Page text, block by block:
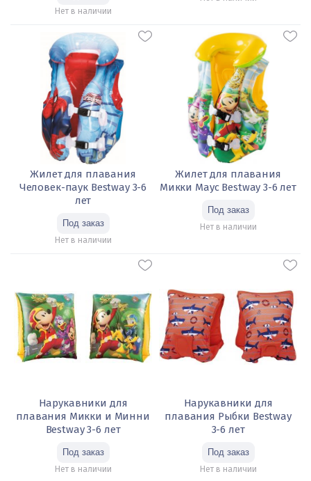
Нет в наличии
Жилет для плавания
Человек-паук Bestway 3-6
лет
Нет в наличии
Жилет для плавания
Микки Маус Bestway 3-6 лет
Нет в наличии
Нарукавники для
плавания Микки и Минни
Bestway 3-6 лет
Нет в наличии
Нарукавники для
плавания Рыбки Bestway
3-6 лет
Нет в наличии